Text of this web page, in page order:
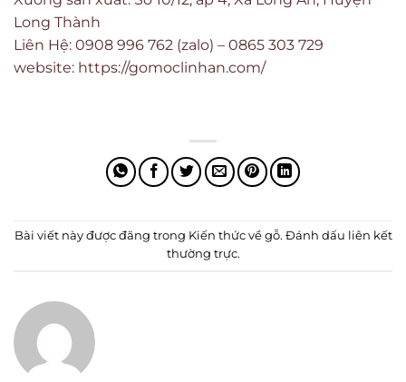
Long Thành
Liên Hệ: 0908 996 762 (zalo) – 0865 303 729
website: https://gomoclinhan.com/
Bài viết này được đăng trong Kiến thức về gỗ. Đánh dấu liên kết
thường trực.